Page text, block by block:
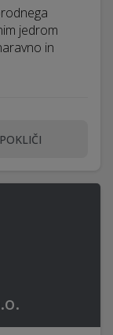
jedrom
in
POKLIČI